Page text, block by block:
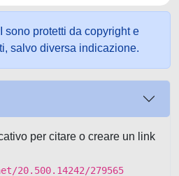
sono protetti da copyright e
salvo diversa indicazione.
per citare o creare un link
20.500.14242/279565